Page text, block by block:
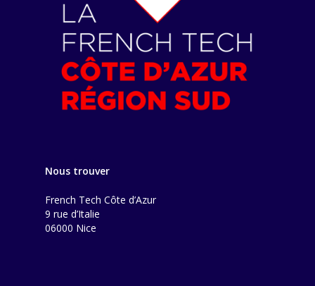
Nous trouver
French Tech Côte d’Azur
9 rue d’Italie
06000 Nice